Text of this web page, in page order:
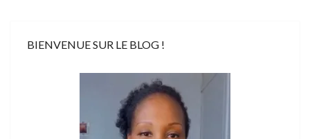
BIENVENUE SUR LE BLOG !